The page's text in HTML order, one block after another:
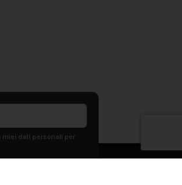
miei dati personali per